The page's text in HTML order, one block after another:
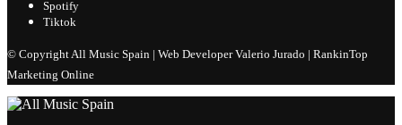
Spotify
Tiktok
© Copyright All Music Spain | Web Developer Valerio Jurado | RankinTop
Marketing Online